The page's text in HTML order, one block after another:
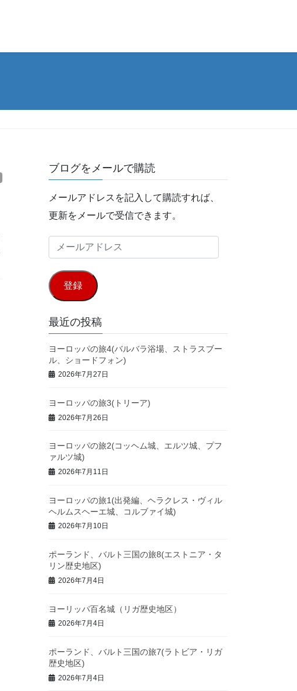
ブログをメールで購読
メールアドレスを記入して購読すれば、
更新をメールで受信できます。
ー
ル
ア
ド
レ
ス
登録
最近の投稿
ヨーロッパの旅4(バルバラ浴場、ストラスブー
ル、ショードフォン)
2026年7月27日
ヨーロッパの旅3(トリーア)
2026年7月26日
ヨーロッパの旅2(コッヘム城、エルツ城、プフ
ァルツ城)
2026年7月11日
ヨーロッパの旅1(出発編、ヘラクレス・ヴィル
ヘルムスヘーエ城、コルブァイ城)
2026年7月10日
ポーランド、バルト三国の旅8(エストニア・タ
リン歴史地区)
2026年7月4日
ヨーリッパ百名城（リガ歴史地区）
2026年7月4日
ポーランド、バルト三国の旅7(ラトビア・リガ
歴史地区)
2026年7月4日